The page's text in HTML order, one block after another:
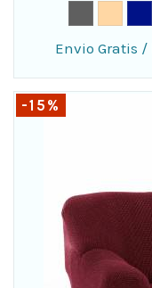
Envio Gratis /
-15%